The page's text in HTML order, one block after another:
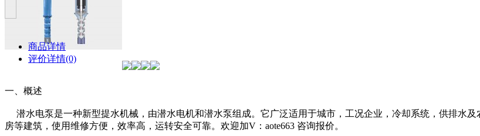
商品详情
评价详情(0)
一、概述
潜水电泵是一种新型提水机械，由潜水电机和潜水泵组成。它广泛适用于城市，工况企业，冷却系统，供排水
房等建筑，使用维修方便，效率高，运转安全可靠。欢迎加V：aote663 咨询报价。